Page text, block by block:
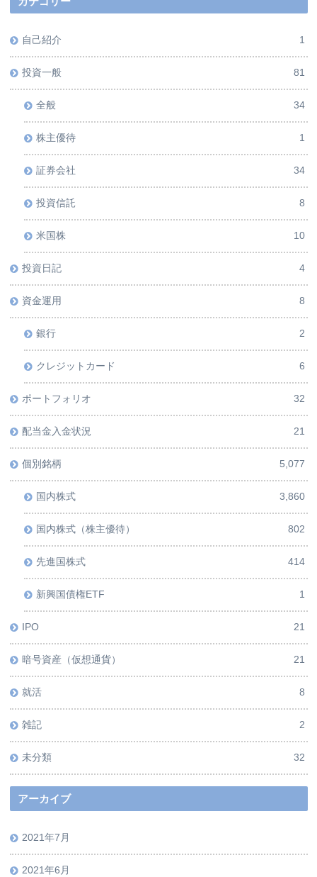
自己紹介 1
投資一般 81
全般 34
株主優待 1
証券会社 34
投資信託 8
米国株 10
投資日記 4
資金運用 8
銀行 2
クレジットカード 6
ポートフォリオ 32
配当金入金状況 21
個別銘柄 5,077
国内株式 3,860
国内株式（株主優待） 802
先進国株式 414
新興国債権ETF 1
IPO 21
暗号資産（仮想通貨） 21
就活 8
雑記 2
未分類 32
アーカイブ
2021年7月
2021年6月